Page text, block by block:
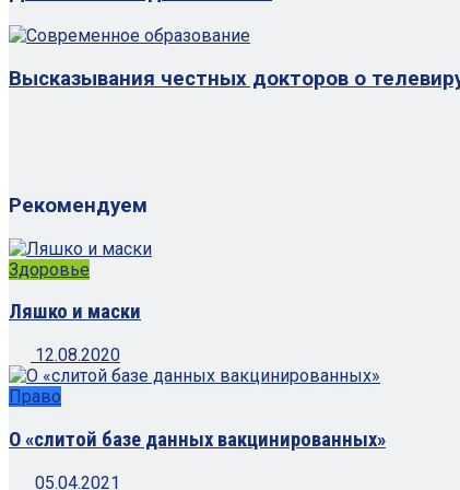
Высказывания честных докторов о
Рекомендуем
Здоровье
Ляшко и маски
12.08.2020
Право
О «слитой базе данных вакцинированных»
05.04.2021